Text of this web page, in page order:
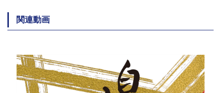
関連動画